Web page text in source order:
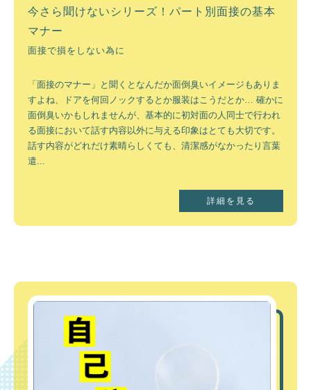
然と都市としての利便性は北海道でも随一と言えます。 それ...
今さら聞けないシリーズ！パート別面接の基本
マナー
面接で損をしない為に
「面接のマナー」と聞くとなんだか面倒臭いイメージもありま
すよね、ドアを何回ノックするとか服装はこうだとか… 確かに
面倒臭いかもしれませんが、基本的に初対面の人同士で行われ
る面接において話す内容以外に与える印象はとても大切です。
話す内容がどれだけ素晴らしくても、清潔感がなかったり言葉
遣...
詳細を見る